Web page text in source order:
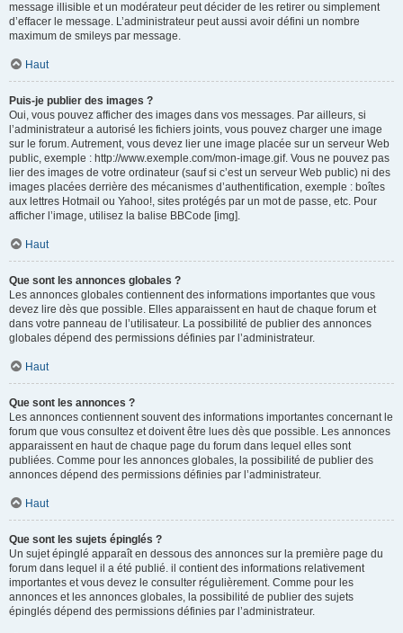
message illisible et un modérateur peut décider de les retirer ou simplement
d’effacer le message. L’administrateur peut aussi avoir défini un nombre
maximum de smileys par message.
Haut
Puis-je publier des images ?
Oui, vous pouvez afficher des images dans vos messages. Par ailleurs, si
l’administrateur a autorisé les fichiers joints, vous pouvez charger une image
sur le forum. Autrement, vous devez lier une image placée sur un serveur Web
public, exemple : http://www.exemple.com/mon-image.gif. Vous ne pouvez pas
lier des images de votre ordinateur (sauf si c’est un serveur Web public) ni des
images placées derrière des mécanismes d’authentification, exemple : boîtes
aux lettres Hotmail ou Yahoo!, sites protégés par un mot de passe, etc. Pour
afficher l’image, utilisez la balise BBCode [img].
Haut
Que sont les annonces globales ?
Les annonces globales contiennent des informations importantes que vous
devez lire dès que possible. Elles apparaissent en haut de chaque forum et
dans votre panneau de l’utilisateur. La possibilité de publier des annonces
globales dépend des permissions définies par l’administrateur.
Haut
Que sont les annonces ?
Les annonces contiennent souvent des informations importantes concernant le
forum que vous consultez et doivent être lues dès que possible. Les annonces
apparaissent en haut de chaque page du forum dans lequel elles sont
publiées. Comme pour les annonces globales, la possibilité de publier des
annonces dépend des permissions définies par l’administrateur.
Haut
Que sont les sujets épinglés ?
Un sujet épinglé apparaît en dessous des annonces sur la première page du
forum dans lequel il a été publié. il contient des informations relativement
importantes et vous devez le consulter régulièrement. Comme pour les
annonces et les annonces globales, la possibilité de publier des sujets
épinglés dépend des permissions définies par l’administrateur.